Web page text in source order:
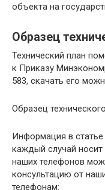
объекта на
Образец
Технический план
к Приказу
583, скачать его
Образец
Информация в
каждый случай носит
наших телефонов
консультацию от
телефонам: